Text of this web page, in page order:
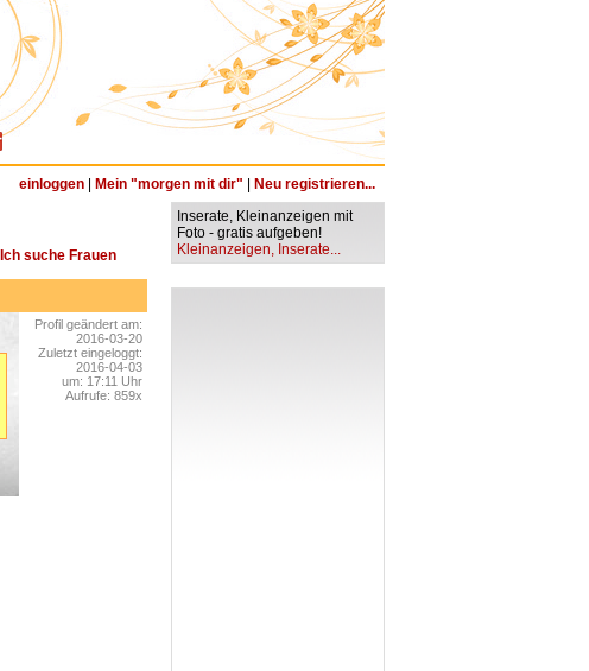
einloggen Mein "morgen mit dir" Neu registrieren...
Ich suche Frauen
Profil geändert am:
2016-03-20
Zuletzt eingeloggt:
2016-04-03
um: 17:11 Uhr
Aufrufe: 859x
Inserate, Kleinanzeigen mit
Foto - gratis aufgeben!
Kleinanzeigen, Inserate...